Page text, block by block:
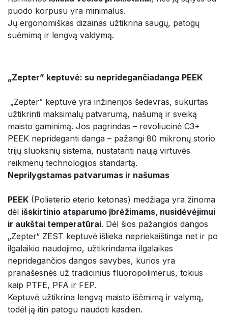
puodo korpusu yra minimalus.
Jų ergonomiškas dizainas užtikrina saugų, patogų
suėmimą ir lengvą valdymą.
„Zepter” keptuvė: su nepridegančiadanga PEEK
„Zepter” keptuvė yra inžinerijos šedevras, sukurtas
užtikrinti maksimalų patvarumą, našumą ir sveiką
maisto gaminimą. Jos pagrindas – revoliucinė C3+
PEEK neprideganti danga – pažangi 80 mikronų storio
trijų sluoksnių sistema, nustatanti naują virtuvės
reikmenų technologijos standartą.
Neprilygstamas patvarumas ir našumas
PEEK (Polieterio eterio ketonas) medžiaga yra žinoma
dėl išskirtinio atsparumo įbrėžimams, nusidėvėjimui
ir aukštai temperatūrai. Dėl šios pažangios dangos
„Zepter“ ZEST keptuvė išlieka nepriekaištinga net ir po
ilgalaikio naudojimo, užtikrindama ilgalaikes
nepridegančios dangos savybes, kurios yra
pranašesnės už tradicinius fluoropolimerus, tokius
kaip PTFE, PFA ir FEP.
Keptuvė užtikrina lengvą maisto išėmimą ir valymą,
todėl ją itin patogu naudoti kasdien.